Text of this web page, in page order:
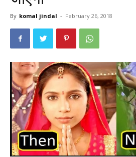
By komal jindal - February 26, 2018